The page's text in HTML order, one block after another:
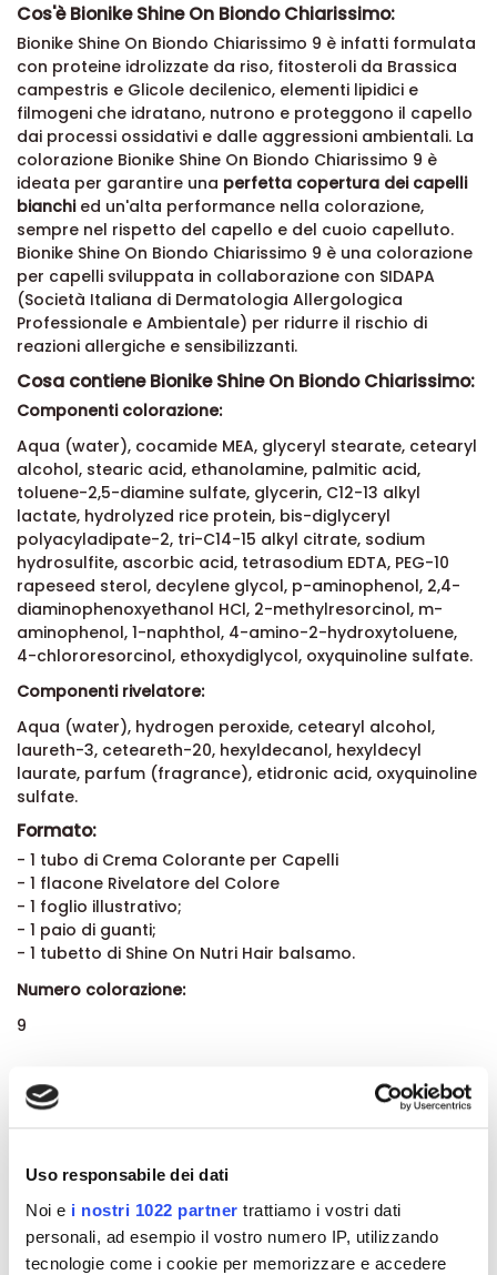
Uso responsabile dei dati
Noi e i nostri 1022 partner trattiamo i vostri dati
personali, ad esempio il vostro numero IP, utilizzando
tecnologie come i cookie per memorizzare e accedere
Cos'è Bionike Shine On Biondo Chiarissimo:
Bionike Shine On Biondo Chiarissimo 9 è infatti formulata
con proteine idrolizzate da riso, fitosteroli da Brassica
campestris e Glicole decilenico, elementi lipidici e
filmogeni che idratano, nutrono e proteggono il capello
dai processi ossidativi e dalle aggressioni ambientali. La
colorazione Bionike Shine On Biondo Chiarissimo 9 è
ideata per garantire una perfetta copertura dei capelli
bianchied un'alta performance nella colorazione,
sempre nel rispetto del capello e del cuoio capelluto.
Bionike Shine On Biondo Chiarissimo 9 è una colorazione
per capelli sviluppata in collaborazione con SIDAPA
(Società Italiana di Dermatologia Allergologica
Professionale e Ambientale) per ridurre il rischio di
reazioni allergiche e sensibilizzanti.
Cosa contiene Bionike Shine On Biondo Chiarissimo:
Componenti colorazione:
Aqua (water), cocamide MEA, glyceryl stearate, cetearyl
alcohol, stearic acid, ethanolamine, palmitic acid,
toluene-2,5-diamine sulfate, glycerin, C12-13 alkyl
lactate, hydrolyzed rice protein, bis-diglyceryl
polyacyladipate-2, tri-C14-15 alkyl citrate, sodium
hydrosulfite, ascorbic acid, tetrasodium EDTA, PEG-10
rapeseed sterol, decylene glycol, p-aminophenol, 2,4-
diaminophenoxyethanol HCl, 2-methylresorcinol, m-
aminophenol, 1-naphthol, 4-amino-2-hydroxytoluene,
4-chlororesorcinol, ethoxydiglycol, oxyquinoline sulfate.
Componenti rivelatore:
Aqua (water), hydrogen peroxide, cetearyl alcohol,
laureth-3, ceteareth-20, hexyldecanol, hexyldecyl
laurate, parfum (fragrance), etidronic acid, oxyquinoline
sulfate.
Formato:
- 1 tubo di Crema Colorante per Capelli
- 1 flacone Rivelatore del Colore
- 1 foglio illustrativo;
- 1 paio di guanti;
- 1 tubetto di Shine On Nutri Hair balsamo.
Numero colorazione:
9
Dettagli del prodotto
About BioNike
Recensioni